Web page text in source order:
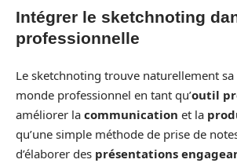
Intégrer le sketchnoting
professionnelle
Le sketchnoting trouve naturellement sa
monde professionnel en tant qu’outil
améliorer la communication et la
qu’une simple méthode de prise de
d’élaborer des présentations